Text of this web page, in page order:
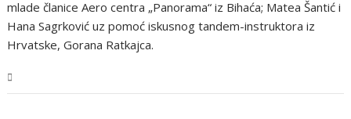
mlade članice Aero centra „Panorama“ iz Bihaća; Matea Šantić i
Hana Sagrković uz pomoć iskusnog tandem-instruktora iz
Hrvatske, Gorana Ratkajca.